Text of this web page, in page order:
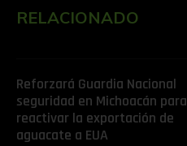
RELACIONADO
Reforzará Guardia Nacional
seguridad en Michoacán para
reactivar la exportación de
aguacate a EUA